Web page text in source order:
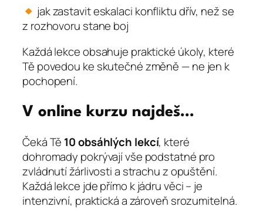
jak zastavit eskalaci konfliktu dřív, než se
z rozhovoru stane boj
Každá lekce obsahuje praktické úkoly, které
Tě povedou ke skutečné změně — ne jen k
pochopení.
V online kurzu najdeš…
Čeká Tě 10 obsáhlých lekcí, které
dohromady pokrývají vše podstatné pro
zvládnutí žárlivosti a strachu z opuštění.
Každá lekce jde přímo k jádru věci – je
intenzivní, praktická a zároveň srozumitelná.